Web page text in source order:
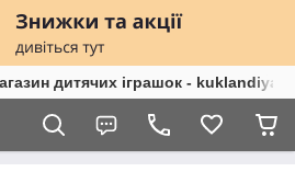
дитячих іграшок -